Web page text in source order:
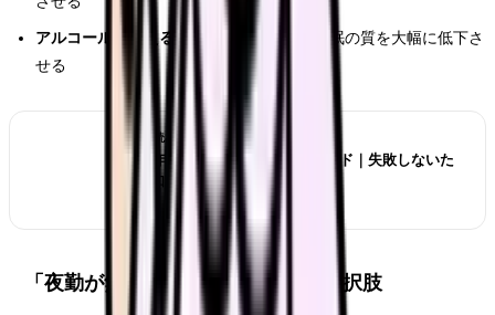
アルコールは控える：
夜勤明けの飲酒は睡眠の質を大幅に低下さ
せる
あわせて読みたい
【2026年版】看護師転職の完全ガイド｜失敗しないた
めの全知識
「夜勤が無理かも」と感じた時の選択肢